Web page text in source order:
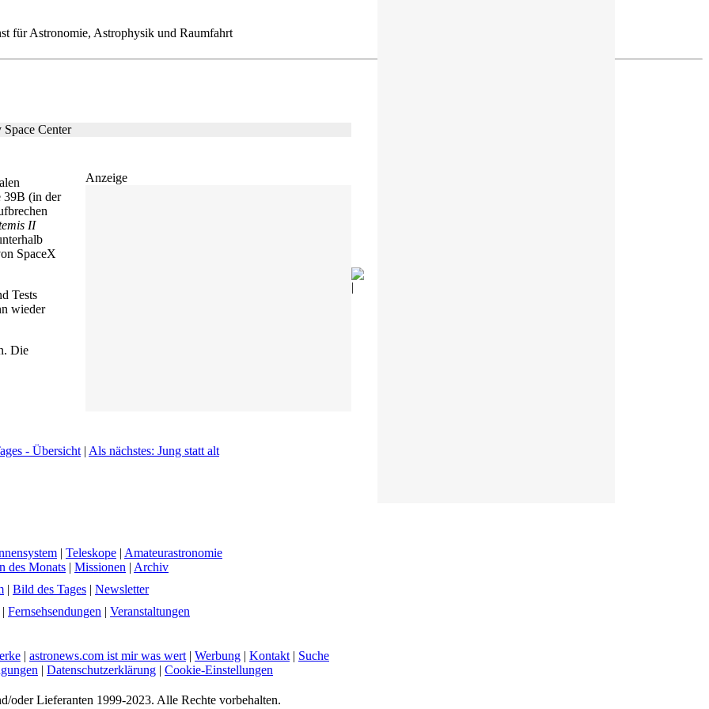
für Astronomie, Astrophysik und Raumfahrt
Anzeige
39B (in der
II
SpaceX
Tests
wieder
Die
- Übersicht | Als nächstes: Jung statt alt
| Teleskope | Amateurastronomie
des Monats | Missionen | Archiv
| Bild des Tages | Newsletter
| Fernsehsendungen | Veranstaltungen
| astronews.com ist mir was wert | Werbung | Kontakt | Suche
| Datenschutzerklärung | Cookie-Einstellungen
oder Lieferanten 1999-2023. Alle Rechte vorbehalten.